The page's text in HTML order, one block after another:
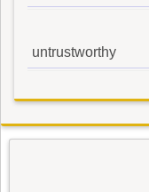
untrustworthy